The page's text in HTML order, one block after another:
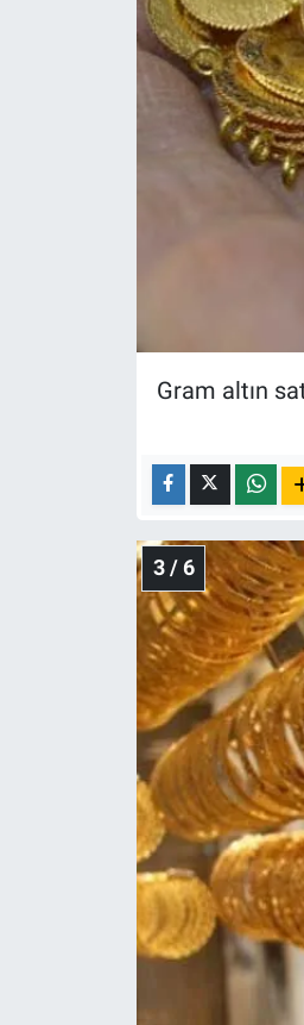
Gram altın
3 / 6
Canlı Yayın